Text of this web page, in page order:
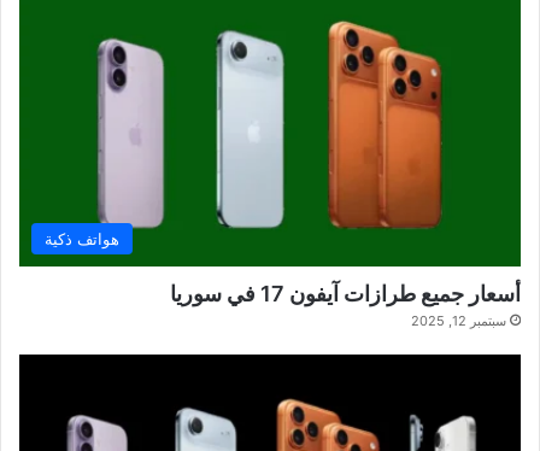
هواتف ذكية
أسعار جميع طرازات آيفون 17 في سوريا
سبتمبر 12, 2025